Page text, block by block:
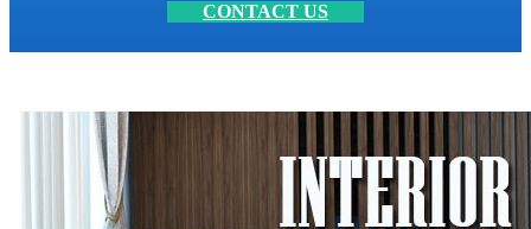
CONTACT US